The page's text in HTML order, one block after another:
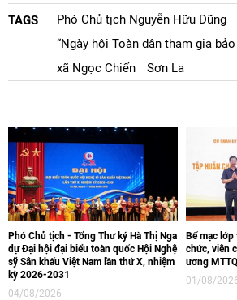
TAGS
Phó Chủ tịch Nguyễn Hữu Dũng
“Ngày hội Toàn dân tham gia
xã Ngọc Chiến
Sơn La
Phó Chủ tịch - Tổng Thư ký Hà Thị Nga
dự Đại hội đại biểu toàn quốc Hội Nghệ
sỹ Sân khấu Việt Nam lần thứ X, nhiệm
kỳ 2026-2031
04/08/2026
Bế mạc
chức, viên
ương
01/08/